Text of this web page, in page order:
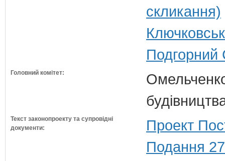
скликання)
Подгорний
Головний комітет:
Текст законопроекту та супровідні
документи:
Проект
Подання